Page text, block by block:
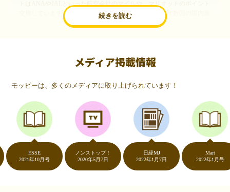
続きを読む
交換しています。このようにすることで、ほぼ無料で年数回の国内旅
行や海外旅行を実現しています。モッピーは陸マイラーや旅行好きに
いつものネットショッピングが、モッピーでお得
（20代・女性）
友達に勧められてモッピーをはじめました。空いた時間にスマホで買
い物をすることが多いのですが、モッピーを経由するだけでショップ
のポイントとモッピーのポイントが二重で貯まることを知り、ビック
リ…！いつものネットショッピングをモッピーを経由するだけでポイ
ントが貯まるなんて…もっと早く教えてほしかった～！貯まったポイ
ントはギフト券に交換して、プチ贅沢を楽しんでます♪
メディア掲載情報
モッピーは、多くのメディアに取り上げられています！
2021年10月号
ノンストップ！
2020年5月7日
日経MJ
2022年1月7日
2022年1月号